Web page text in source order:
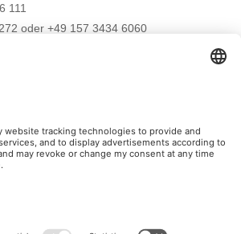
111
oder +49 157 3434 6060
SIE UNS AUCH HIER
Sie unseren